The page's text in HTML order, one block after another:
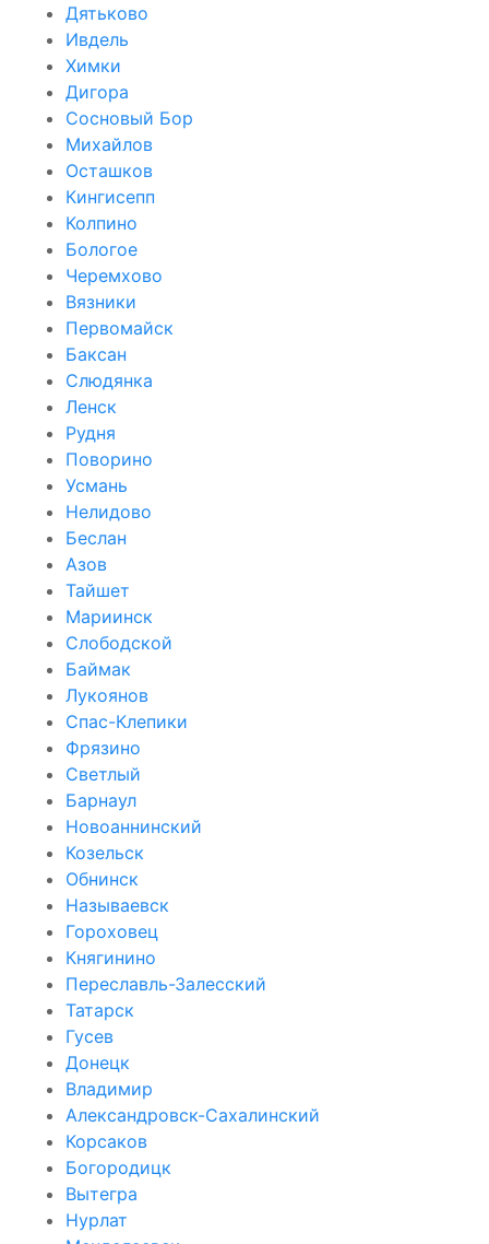
Дятьково
Ивдель
Химки
Дигора
Сосновый Бор
Михайлов
Осташков
Кингисепп
Колпино
Бологое
Черемхово
Вязники
Первомайск
Баксан
Слюдянка
Ленск
Рудня
Поворино
Усмань
Нелидово
Беслан
Азов
Тайшет
Мариинск
Слободской
Баймак
Лукоянов
Спас-Клепики
Фрязино
Светлый
Барнаул
Новоаннинский
Козельск
Обнинск
Называевск
Гороховец
Княгинино
Переславль-Залесский
Татарск
Гусев
Донецк
Владимир
Александровск-Сахалинский
Корсаков
Богородицк
Вытегра
Нурлат